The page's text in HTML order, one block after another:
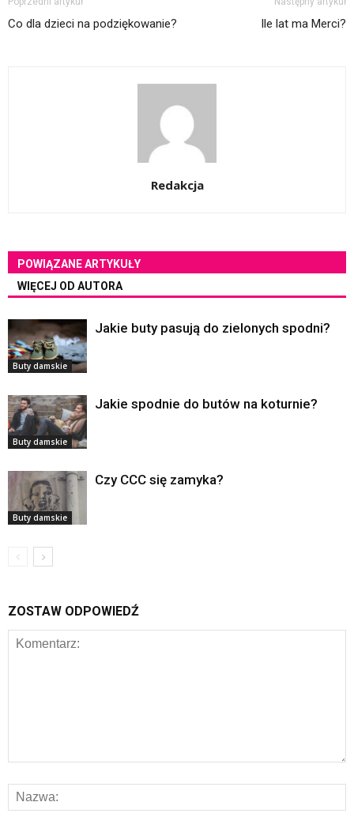
Co dla dzieci na podziękowanie? Ile lat ma Merci?
Redakcja
POWIĄZANE ARTYKUŁY
WIĘCEJ OD AUTORA
Buty damskie
Jakie buty pasują do zielonych spodni?
Buty damskie
Jakie spodnie do butów na koturnie?
Buty damskie
Czy CCC się zamyka?
ZOSTAW ODPOWIEDŹ